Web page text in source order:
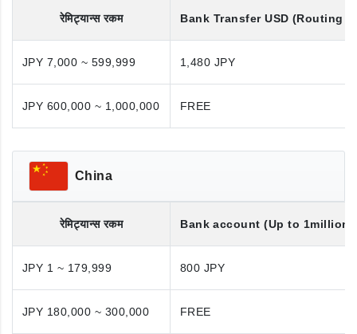
रेमिट्यान्स रकम Bank TransferUSD (Routing
JPY 7,000 ~ 599,999 1,480 JPY
JPY 600,000 ~ 1,000,000 FREE
China
रेमिट्यान्स रकम Bank account (Up to 1million
JPY 1 ~ 179,999 800 JPY
JPY 180,000 ~ 300,000 FREE